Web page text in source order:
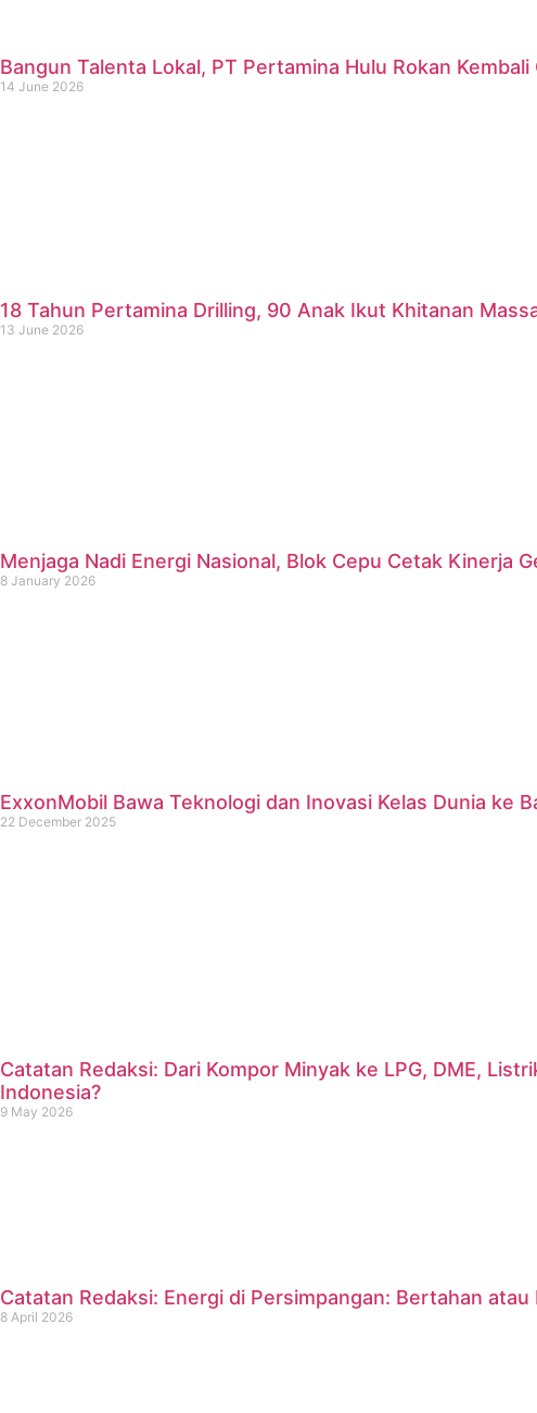
Bangun Talenta Lokal, PT Pertamina Hulu Rokan
14 June 2026
18 Tahun Pertamina Drilling, 90 Anak Ikut Khitanan
13 June 2026
Menjaga Nadi Energi Nasional, Blok Cepu Cetak Kinerja
8 January 2026
ExxonMobil Bawa Teknologi dan Inovasi Kelas Dunia ke
22 December 2025
Catatan Redaksi: Dari Kompor Minyak ke LPG, DME,
Indonesia?
9 May 2026
Catatan Redaksi: Energi di Persimpangan: Bertahan
8 April 2026